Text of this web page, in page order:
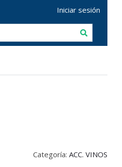
Iniciar sesión
Categoría: ACC. VINOS